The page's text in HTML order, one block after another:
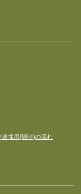
途採用(随時)の流れ